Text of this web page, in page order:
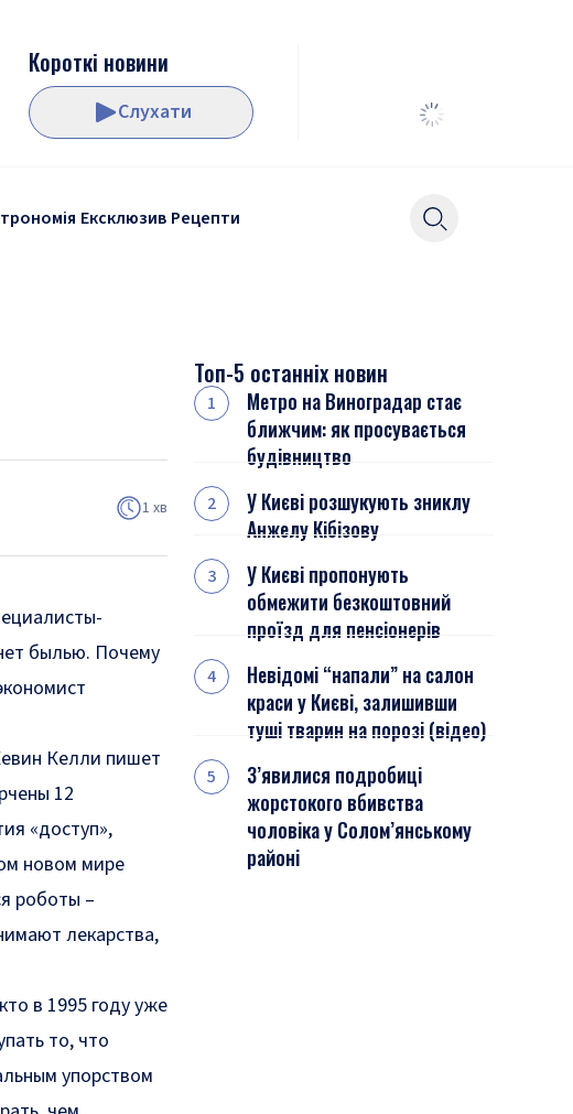
Короткі новини
Слухати
Ексклюзив Рецепти
1 хв
былью. Почему
Келли пишет
12
«доступ»,
новом мире
роботы –
лекарства,
в 1995 году уже
то, что
упорством
Топ-5 останніх новин
Метро на Виноградар стає
ближчим: як просувається
будівництво
У Києві розшукують зниклу
Анжелу Кібізову
У Києві пропонують
обмежити безкоштовний
проїзд для пенсіонерів
Невідомі “напали” на салон
краси у Києві, залишивши
туші тварин на порозі (відео)
З’явилися подробиці
жорстокого вбивства
чоловіка у Солом’янському
районі